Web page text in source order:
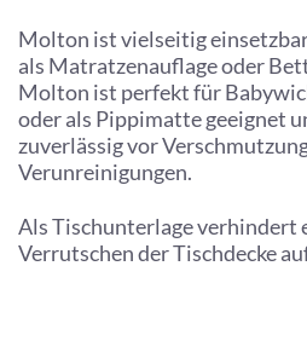
Molton ist vielseitig
als Matratzenauflage oder
Molton ist perfekt für
oder als Pippimatte geeignet
zuverlässig vor
Verunreinigungen.
Als Tischunterlage verhindert
Verrutschen der Tischdecke